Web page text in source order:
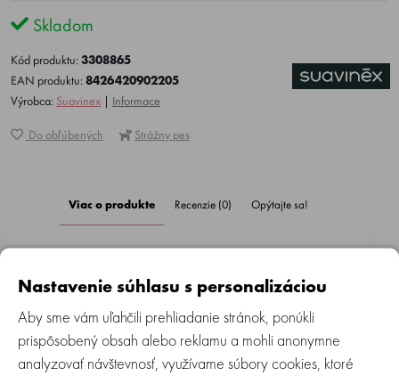
Skladom
Kód produktu:3308865
EAN produktu:8426420902205
Výrobca: Suavinex | Informace
Do obľúbených Strážny pes
Viac o produkte Recenzie (0) Opýtajte sa!
Krém na prsné bradavky
Intenzívne hydratuje pleť a prispieva k jej ochrane a
tým pokojnejšiemu obdobiu dojčenia. Tento balzam na
báze vysoko čistého zdravotníckeho lanolínu vytvára
Nastavenie súhlasu s personalizáciou
Aby sme vám uľahčili prehliadanie stránok, ponúkli
prispôsobený obsah alebo reklamu a mohli anonymne
analyzovať návštevnosť, využívame súbory cookies, ktoré